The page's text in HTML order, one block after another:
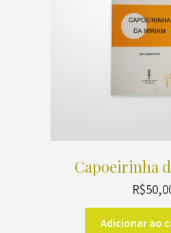
Capoeirinha
R$
Adicionar ao